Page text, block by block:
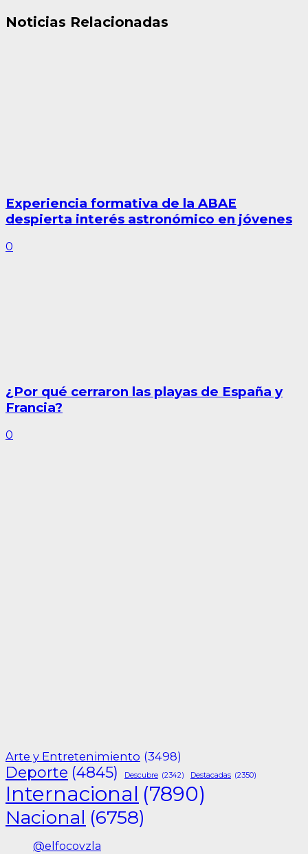
Noticias Relacionadas
Experiencia formativa de la ABAE
despierta interés astronómico en jóvenes
0
¿Por qué cerraron las playas de España y
Francia?
0
Arte y Entretenimiento (3498)
Deporte (4845) Descubre (2342) Destacadas (2350)
Internacional (7890)
Nacional (6758)
@elfocovzla